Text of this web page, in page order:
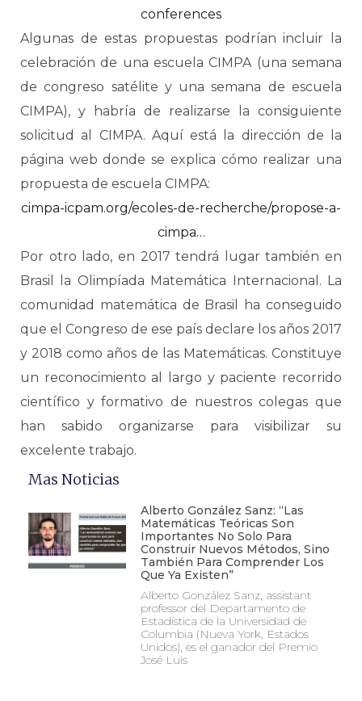
conferences
Algunas de estas propuestas podrían incluir la
celebración de una escuela CIMPA (una semana
de congreso satélite y una semana de escuela
CIMPA), y habría de realizarse la consiguiente
solicitud al CIMPA. Aquí está la dirección de la
página web donde se explica cómo realizar una
propuesta de escuela CIMPA:
cimpa-icpam.org/ecoles-de-recherche/propose-a-
cimpa…
Por otro lado, en 2017 tendrá lugar también en
Brasil la Olimpíada Matemática Internacional. La
comunidad matemática de Brasil ha conseguido
que el Congreso de ese país declare los años 2017
y 2018 como años de las Matemáticas. Constituye
un reconocimiento al largo y paciente recorrido
científico y formativo de nuestros colegas que
han sabido organizarse para visibilizar su
excelente trabajo.
Mas Noticias
Alberto González Sanz: “Las
Matemáticas Teóricas Son
Importantes No Solo Para
Construir Nuevos Métodos, Sino
También Para Comprender Los
Que Ya Existen”
Alberto González Sanz, assistant
professor del Departamento de
Estadística de la Universidad de
Columbia (Nueva York, Estados
Unidos), es el ganador del Premio
José Luis